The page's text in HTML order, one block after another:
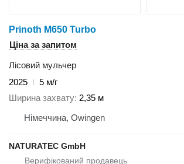
Prinoth M650 Turbo
Ціна за запитом
Лісовий мульчер
2025
5 м/г
Ширина захвату 2,35 м
Німеччина, Owingen
NATURATEC GmbH